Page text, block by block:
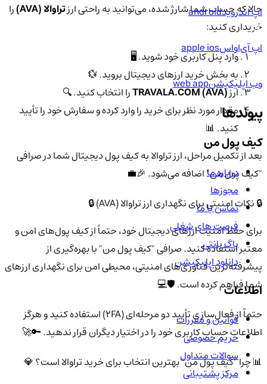
حالا که حساب شما شارژ شده، می‌توانید به راحتی ارزتراوالا (AVA)
را
خریداری کنید:
وارد پنل کاربری خود شوید. 🖥️
به بخش خرید ارزهای دیجیتال بروید. 💱
ارزTRAVALA.COM (AVA)را انتخاب کنید. 🔍
مقدار مورد نظر برای خرید را وارد کرده و سفارش خود را تأیید
کنید. 📊
بعد از تکمیل مراحل، ارز تراوالا به کیف پول دیجیتال شما در صرافی
"کیف پول من" اضافه می‌شود. 🎉💼
🔒 نکات امنیتی برای نگهداری ارز تراوالا (AVA) 🔒
برای حفظ امنیت ارزهای دیجیتال خود، حتماً از کیف پول‌های امن و
معتبر استفاده کنید. صرافی "کیف پول من" با بهره‌گیری از
پیشرفته‌ترین فناوری‌های امنیتی، محیطی امن برای نگهداری ارزهای
شما فراهم کرده است. 🛡️💻
حتماً از فعال‌سازی تأیید دو مرحله‌ای (2FA) استفاده کنید و هرگز
اطلاعات حساب کاربری خود را در اختیار دیگران قرار ندهید. 🔑🚀
📊 چرا "کیف پول من" بهترین انتخاب برای خرید تراوالا است؟ 💎
اپ اندرویدandroid
اپ آی‌او‌اسapple ios
وب اپلیکیشنweb app
پیوندها
کیف پول من
درباره ما
مجوزها
تماس با ما
فرصت های شغلی
باگ بانتی
دانلود اپلیکیشن
اطلاعات
قوانین و مقررات
حریم خصوصی
سوالات متداول
مرکز پشتیبانی